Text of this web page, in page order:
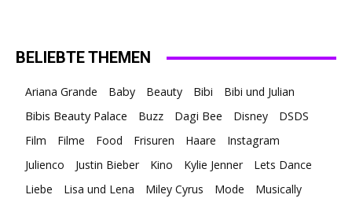
BELIEBTE THEMEN
Ariana Grande Baby Beauty Bibi Bibi und Julian
Bibis Beauty Palace Buzz Dagi Bee Disney
DSDS
Film
Filme Food Frisuren Haare
Instagram
Julienco
Justin Bieber Kino Kylie Jenner
Lets Dance
Liebe
Lisa und Lena Miley Cyrus Mode
Musically